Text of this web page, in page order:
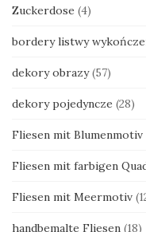
Zuckerdose (4)
bordery listwy
dekory obrazy (57)
dekory pojedyncze (28)
Fliesen mit Blumenmotiv
Fliesen mit farbigen
Fliesen mit Meermotiv
handbemalte Fliesen (18)